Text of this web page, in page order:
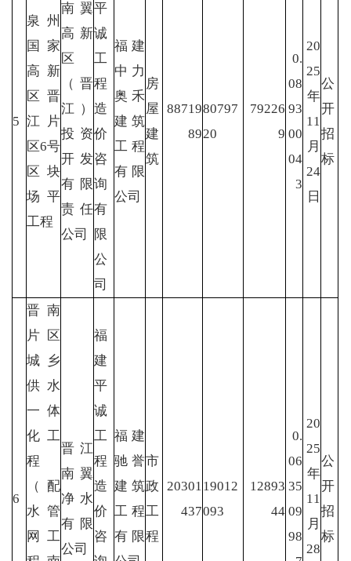
5
泉州
国家
高新
区晋
江片
区6号
区块
场平
工程
南翼
高新
区
（晋
江）
投资
开发
有限
责任
公司
平
诚
工
程
造
价
咨
询
有
限
公
司
福建
中力
奥禾
建筑
工程
有限
公司
房
屋
建
筑
88719
89
80797
20
79226
9
0.
08
93
00
04
3
20
25
年
11
月
24
日
公
开
招
标
6
晋南
片区
城乡
供水
一体
化工
程
（配
水管
网工
晋江
南翼
净水
有限
公司
福
建
平
诚
工
程
造
价
咨
福建
驰誉
建筑
工程
有限
市
政
工
程
20301
437
19012
093
12893
44
0.
06
35
09
98
20
25
年
11
月
28
公
开
招
标